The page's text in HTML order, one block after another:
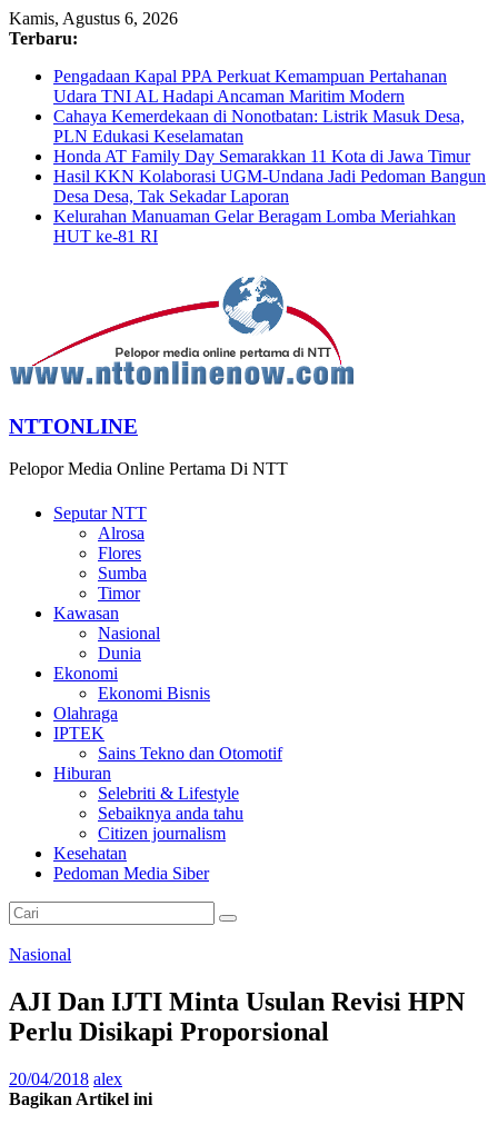
Kamis, Agustus 6, 2026
Terbaru:
Pengadaan Kapal PPA Perkuat Kemampuan Pertahanan
Udara TNI AL Hadapi Ancaman Maritim Modern
Cahaya Kemerdekaan di Nonotbatan: Listrik Masuk Desa,
PLN Edukasi Keselamatan
Honda AT Family Day Semarakkan 11 Kota di Jawa Timur
Hasil KKN Kolaborasi UGM-Undana Jadi Pedoman Bangun
Desa Desa, Tak Sekadar Laporan
Kelurahan Manuaman Gelar Beragam Lomba Meriahkan
HUT ke-81 RI
NTTONLINE
Pelopor Media Online Pertama Di NTT
Seputar NTT
Alrosa
Flores
Sumba
Timor
Kawasan
Nasional
Dunia
Ekonomi
Ekonomi Bisnis
Olahraga
IPTEK
Sains Tekno dan Otomotif
Hiburan
Selebriti & Lifestyle
Sebaiknya anda tahu
Citizen journalism
Kesehatan
Pedoman Media Siber
Nasional
AJI Dan IJTI Minta Usulan Revisi HPN
Perlu Disikapi Proporsional
20/04/2018 alex
Bagikan Artikel ini